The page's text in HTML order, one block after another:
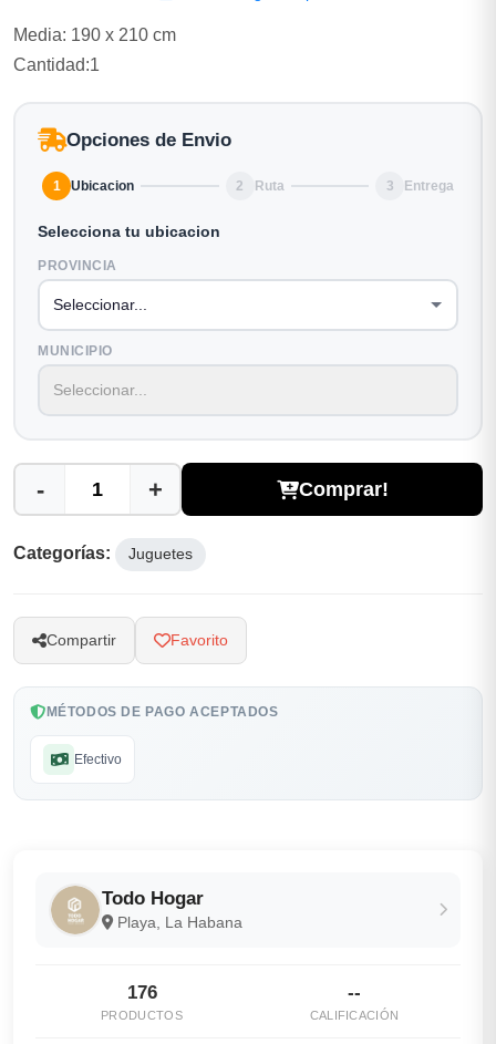
suave al tacto y alta cobertura
Media: 190 x 210 cm
Cantidad:1
Opciones de Envio
1 Ubicacion 2 Ruta 3 Entrega
Selecciona tu ubicacion
PROVINCIA
MUNICIPIO
- + Comprar!
Categorías: Juguetes
Compartir Favorito
MÉTODOS DE PAGO ACEPTADOS
Efectivo
Todo Hogar
Playa, La Habana
176
PRODUCTOS
--
CALIFICACIÓN